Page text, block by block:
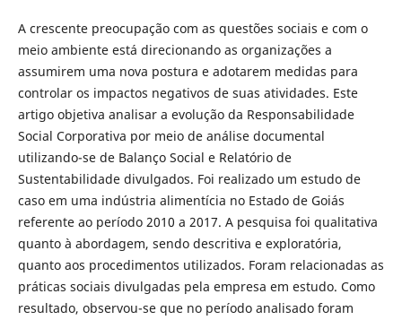
A crescente preocupação com as questões sociais e com o
meio ambiente está direcionando as organizações a
assumirem uma nova postura e adotarem medidas para
controlar os impactos negativos de suas atividades. Este
artigo objetiva analisar a evolução da Responsabilidade
Social Corporativa por meio de análise documental
utilizando-se de Balanço Social e Relatório de
Sustentabilidade divulgados. Foi realizado um estudo de
caso em uma indústria alimentícia no Estado de Goiás
referente ao período 2010 a 2017. A pesquisa foi qualitativa
quanto à abordagem, sendo descritiva e exploratória,
quanto aos procedimentos utilizados. Foram relacionadas as
práticas sociais divulgadas pela empresa em estudo. Como
resultado, observou-se que no período analisado foram